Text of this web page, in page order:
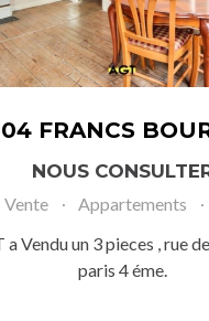
FRANCS
NOUS
Vente Appartements
a Vendu un 3 pieces , rue
paris 4 éme.